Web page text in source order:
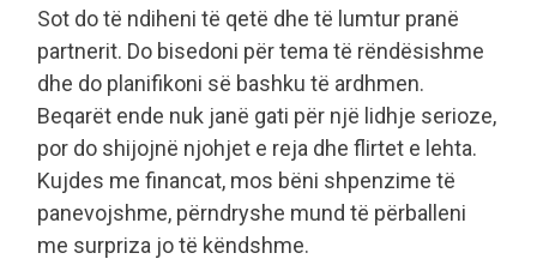
Sot do të ndiheni të qetë dhe të lumtur pranë
partnerit. Do bisedoni për tema të rëndësishme
dhe do planifikoni së bashku të ardhmen.
Beqarët ende nuk janë gati për një lidhje serioze,
por do shijojnë njohjet e reja dhe flirtet e lehta.
Kujdes me financat, mos bëni shpenzime të
panevojshme, përndryshe mund të përballeni
me surpriza jo të këndshme.